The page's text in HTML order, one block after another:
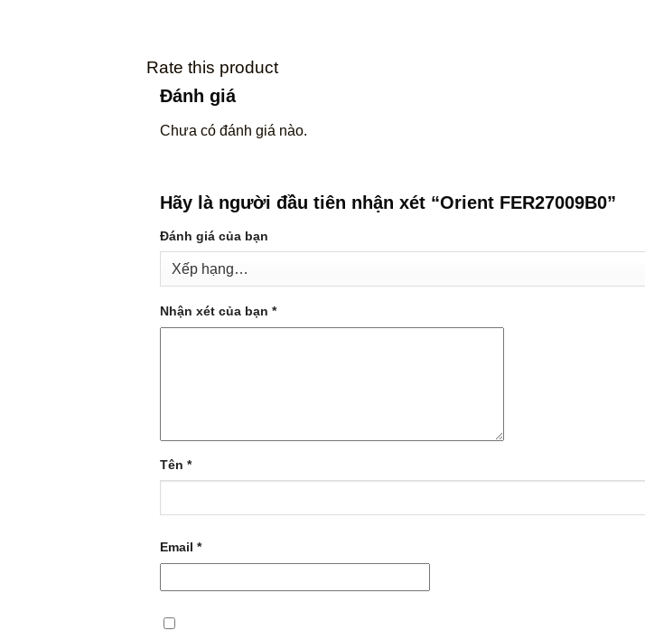
Rate this product
Đánh giá
Chưa có đánh giá nào.
Hãy là người đầu tiên nhận xét “Orient FER27009B0”
Đánh giá của bạn
Nhận xét của bạn *
Tên *
Email *